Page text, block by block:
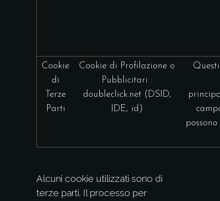
Cookie
di
Terze
Parti
Cookie di Profilazione o
Pubblicitari :
doubleclick.net (DSID,
IDE, id)
Alcuni cookie utilizzati sono di
terze parti. Il processo per